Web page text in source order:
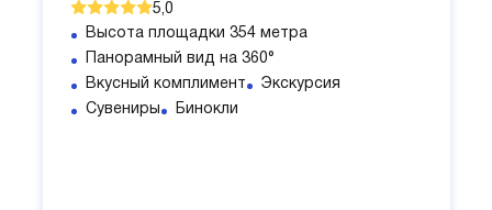
5,0
Высота площадки 354 метра
Панорамный вид на 360°
Вкусный комплимент
Экскурсия
Сувениры
Бинокли